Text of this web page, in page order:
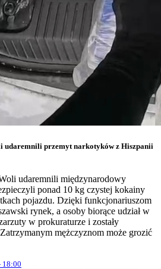
udaremnili przemyt narkotyków z Hiszpanii
udaremnili międzynarodowy
ponad 10 kg czystej kokainy
pojazdu. Dzięki funkcjonariuszom
rynek, a osoby biorące udział w
w prokuraturze i zostały
mężczyznom może grozić
18:00